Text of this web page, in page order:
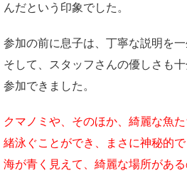
んだという印象でした。
参加の前に息子は、丁寧な説明を一
そして、スタッフさんの優しさも
参加できました。
クマノミや、そのほか、綺麗な魚
緒泳ぐことができ、まさに神秘的
海が青く見えて、綺麗な場所があ